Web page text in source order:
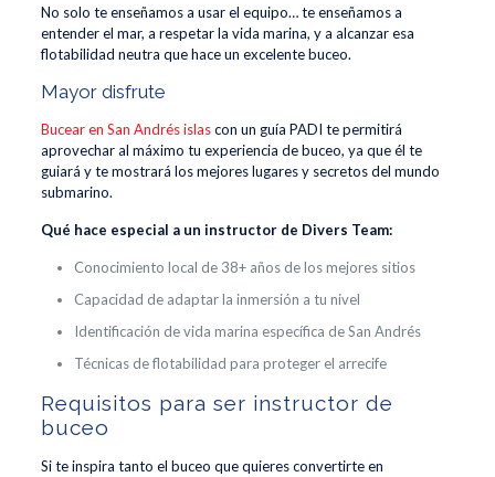
No solo te enseñamos a usar el equipo… te enseñamos a
entender el mar, a respetar la vida marina, y a alcanzar esa
flotabilidad neutra que hace un excelente buceo.
Mayor disfrute
Bucear en San Andrés islascon un guía PADI te permitirá
aprovechar al máximo tu experiencia de buceo, ya que él te
guiará y te mostrará los mejores lugares y secretos del mundo
submarino.
Qué hace especial a un instructor de Divers Team:
Conocimiento local de 38+ años de los mejores sitios
Capacidad de adaptar la inmersión a tu nivel
Identificación de vida marina específica de San Andrés
Técnicas de flotabilidad para proteger el arrecife
Requisitos para ser instructor de
buceo
Si te inspira tanto el buceo que quieres convertirte en